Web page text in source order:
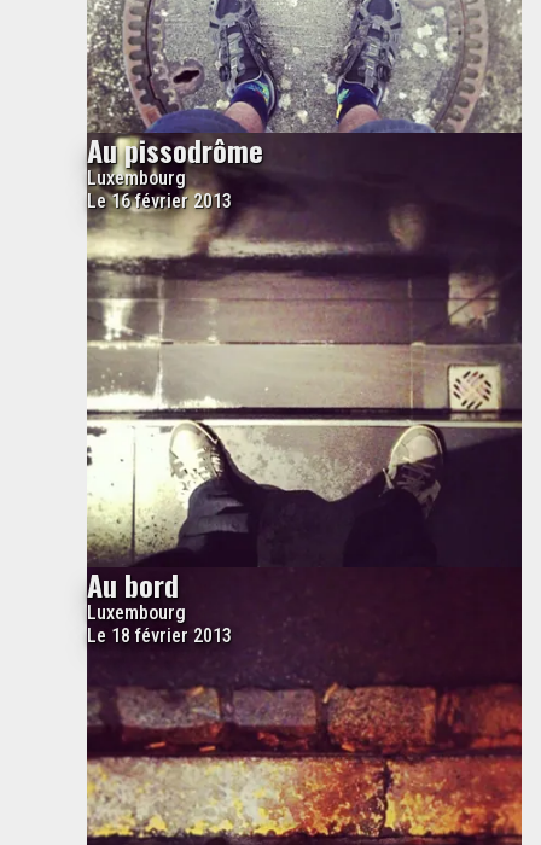
Au pissodrôme
Luxembourg
Le 16 février 2013
Au bord
Luxembourg
Le 18 février 2013